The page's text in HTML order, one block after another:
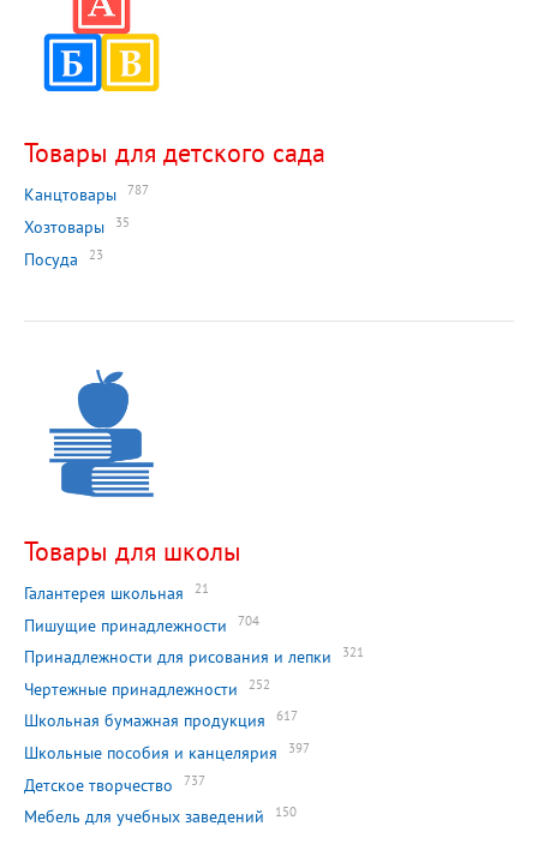
Товары для детского сада
Канцтовары 787
Хозтовары 35
Посуда 23
Товары для школы
Галантерея школьная 21
Пишущие принадлежности 704
Принадлежности для рисования и лепки 321
Чертежные принадлежности 252
Школьная бумажная продукция 617
Школьные пособия и канцелярия 397
Детское творчество 737
Мебель для учебных заведений 150